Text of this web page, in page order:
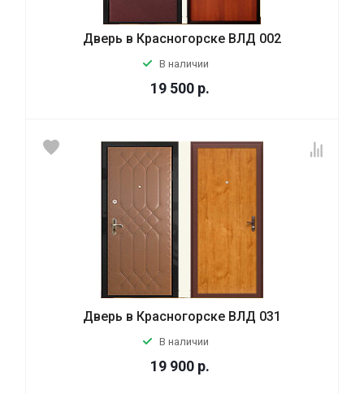
Дверь в Красногорске ВЛД 002
В наличии
19 500 р.
Дверь в Красногорске ВЛД 031
В наличии
19 900 р.